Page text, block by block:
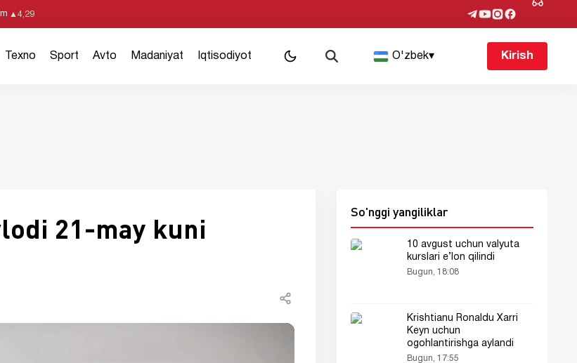
▲ 4,29
Texno Sport Avto Madaniyat Iqtisodiyot O'zbek▾ Kirish
21-may kuni
So'nggi yangiliklar
10 avgust uchun valyuta
kurslari e’lon qilindi
Bugun, 18:08
Krishtianu Ronaldu Xarri
Keyn uchun
ogohlantirishga aylandi
Bugun, 17:55